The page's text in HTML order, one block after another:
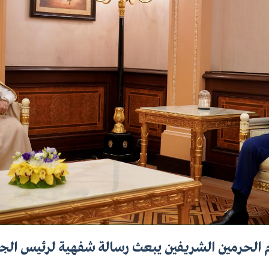
الحرمين الشريفين يبعث رسالة شفهية لرئيس